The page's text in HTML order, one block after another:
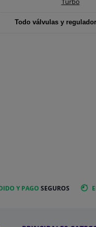
Todo válvulas y
Y PAGO SEGUROS